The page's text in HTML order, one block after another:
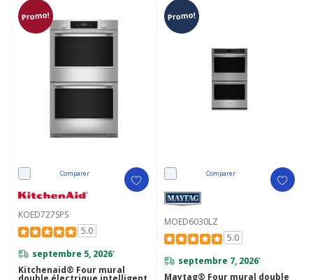
Promo!
Comparer
KOED727SPS
5.0
septembre 5, 2026*
Kitchenaid® Four mural
Promo!
Comparer
MOED6030LZ
5.0
septembre 7, 2026*
Maytag® Four mural double